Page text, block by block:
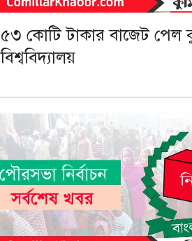
৫৩ কোটি টাকার বাজেট পেল
বিশ্ববিদ্যালয়